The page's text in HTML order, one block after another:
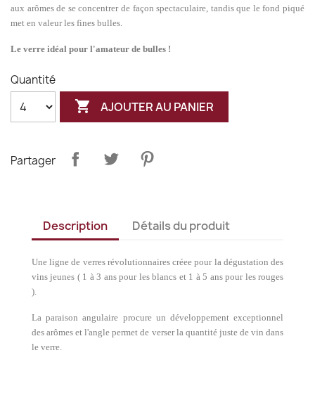
aux arômes de se concentrer de façon spectaculaire, tandis que le fond piqué
met en valeur les fines bulles.
Le verre idéal pour l'amateur de bulles !
Quantité
 AJOUTER AU PANIER
Partager
Description Détails du produit
Une ligne de verres révolutionnaires créee pour la dégustation des
vins jeunes ( 1 à 3 ans pour les blancs et 1 à 5 ans pour les rouges
).
La paraison angulaire procure un développement exceptionnel
des arômes et l'angle permet de verser la quantité juste de vin dans
le verre.